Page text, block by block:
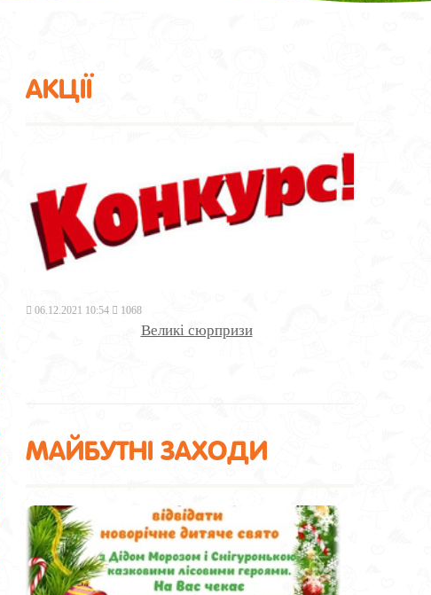
АКЦІЇ
06.12.2021 10:54 1068
Великі сюрпризи
МАЙБУТНІ ЗАХОДИ